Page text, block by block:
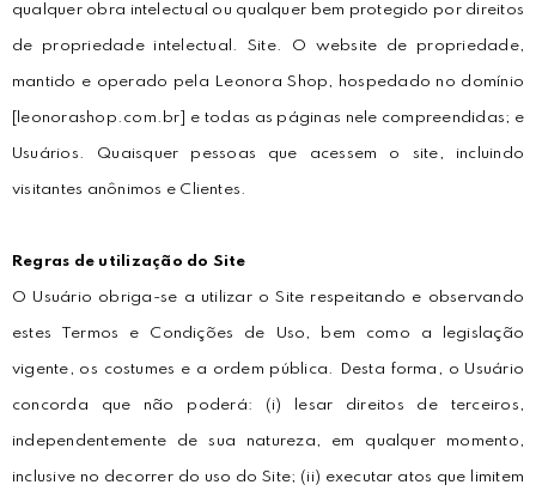
qualquer obra intelectual ou qualquer bem protegido por direitos
de propriedade intelectual. Site. O website de propriedade,
mantido e operado pela Leonora Shop, hospedado no domínio
[leonorashop.com.br] e todas as páginas nele compreendidas; e
Usuários. Quaisquer pessoas que acessem o site, incluindo
visitantes anônimos e Clientes.
Regras de utilização do Site
O Usuário obriga-se a utilizar o Site respeitando e observando
estes Termos e Condições de Uso, bem como a legislação
vigente, os costumes e a ordem pública. Desta forma, o Usuário
concorda que não poderá: (i) lesar direitos de terceiros,
independentemente de sua natureza, em qualquer momento,
inclusive no decorrer do uso do Site; (ii) executar atos que limitem